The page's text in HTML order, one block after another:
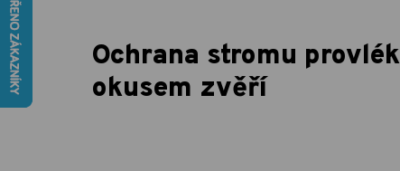
Ochrana stromu
okusem zvěří